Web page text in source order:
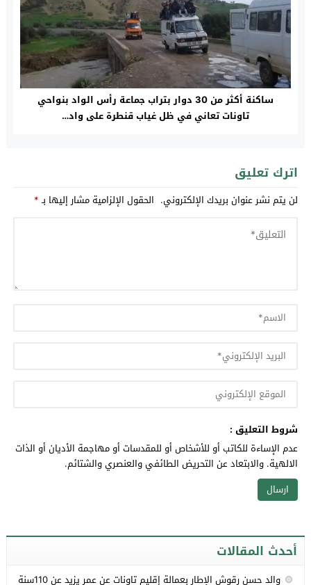
ساكنة أكثر من 30 دوار بتراب جماعة رأس الواد بنواحي
تاونات تعاني في ظل غياب قنطرة على واد…
اترك تعليق
لن يتم نشر عنوان بريدك الإلكتروني. الحقول الإلزامية مشار إليها بـ*
شروط التعليق :
عدم الإساءة للكاتب أو للأشخاص أو للمقدسات أو مهاجمة الأديان أو الذات
الالهية. والابتعاد عن التحريض الطائفي والعنصري والشتائم.
أحدث المقالات
والد حسن رقوش الإطار بعمالة إقليم تاونات عن عمر يزيد عن 110سنة